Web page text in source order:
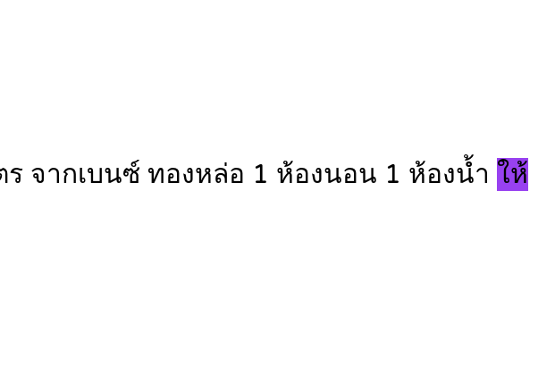
จากเบนซ์ ทองหล่อ 1 ห้องนอน 1 ห้องน้ำ ให้